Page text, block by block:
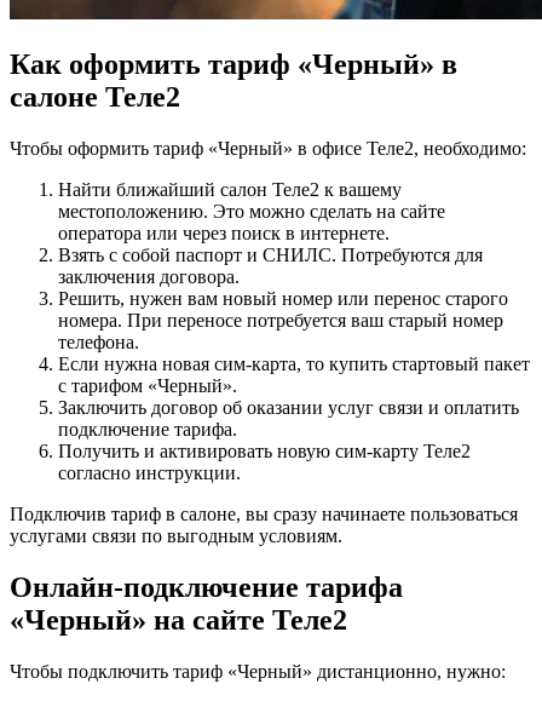
Как оформить тариф «Черный» в
салоне Теле2
Чтобы оформить тариф «Черный» в офисе Теле2, необходимо:
Найти ближайший салон Теле2 к вашему
местоположению. Это можно сделать на сайте
оператора или через поиск в интернете.
Взять с собой паспорт и СНИЛС. Потребуются для
заключения договора.
Решить, нужен вам новый номер или перенос старого
номера. При переносе потребуется ваш старый номер
телефона.
Если нужна новая сим-карта, то купить стартовый пакет
с тарифом «Черный».
Заключить договор об оказании услуг связи и оплатить
подключение тарифа.
Получить и активировать новую сим-карту Теле2
согласно инструкции.
Подключив тариф в салоне, вы сразу начинаете пользоваться
услугами связи по выгодным условиям.
Онлайн-подключение тарифа
«Черный» на сайте Теле2
Чтобы подключить тариф «Черный» дистанционно, нужно: